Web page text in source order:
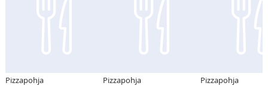
Pizzapohja Pizzapohja Pizzapohja